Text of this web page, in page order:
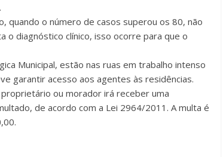
quando o número de casos superou os 80, não
o diagnóstico clínico, isso ocorre para que o
Municipal, estão nas ruas em trabalho intenso
garantir acesso aos agentes às residências.
ou morador irá receber uma
de acordo com a Lei 2964/2011. A multa é